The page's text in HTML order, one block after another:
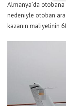
Almanya’da otobana
nedeniyle otoban
kazanın maliyetinin